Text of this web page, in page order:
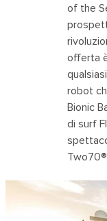
of the
offerta
robot
Bionic
di surf